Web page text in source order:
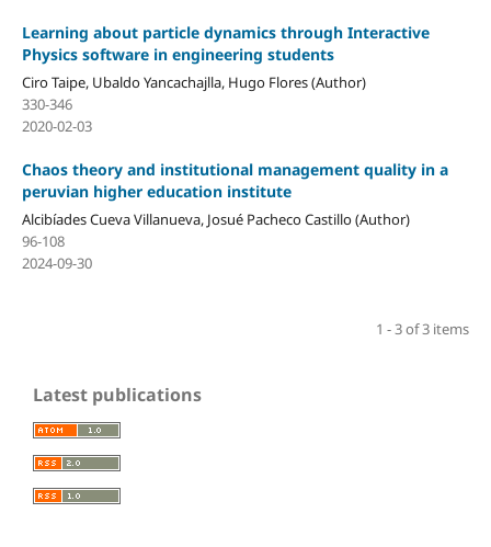
Learning about particle dynamics through Interactive
Physics software in engineering students
Ciro Taipe, Ubaldo Yancachajlla, Hugo Flores (Author)
330-346
2020-02-03
Chaos theory and institutional management quality in a
peruvian higher education institute
Alcibíades Cueva Villanueva, Josué Pacheco Castillo (Author)
96-108
2024-09-30
1 - 3 of 3 items
Latest publications